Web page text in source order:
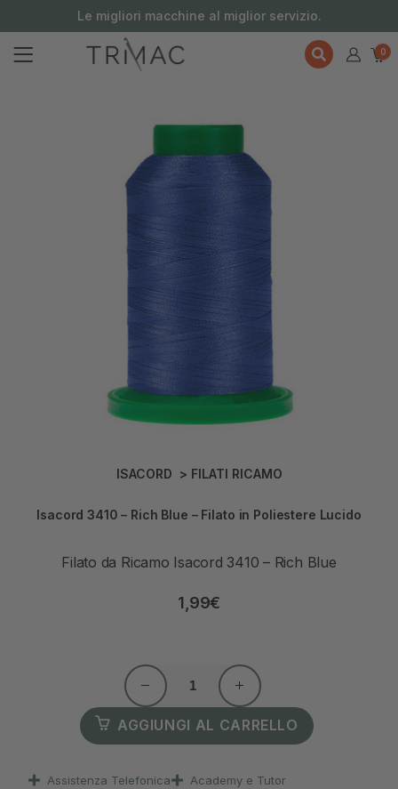
Le migliori macchine al miglior servizio.
0
ISACORD > FILATI RICAMO
Isacord 3410 – Rich Blue – Filato in Poliestere Lucido
Filato da Ricamo Isacord 3410 – Rich Blue
1,99€
AGGIUNGI AL CARRELLO
Assistenza Telefonica
Academy e Tutor